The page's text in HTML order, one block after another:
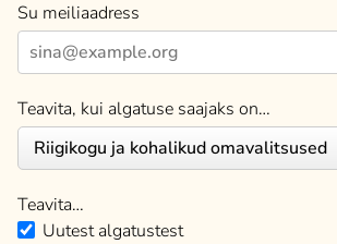
Su meiliaadress
Teavita, kui algatuse saajaks on…
Teavita…
Uutest algatustest